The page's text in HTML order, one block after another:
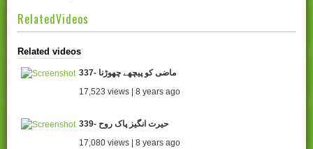
RelatedVideos
Related videos
337- ماضی کو پیچھے چھوڑنا
17,523 views | 8 years ago
339- حیرت انگیز پاک روح
17,080 views | 8 years ago